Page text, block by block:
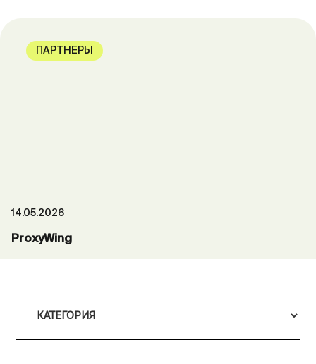
14.05.2026
ProxyWing
ПАРТНЕРЫ